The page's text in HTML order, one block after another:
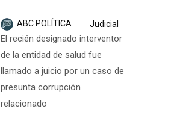
ABC POLÍTICA Judicial
El recién designado interventor
de la entidad de salud fue
llamado a juicio por un caso de
presunta corrupción
relacionado